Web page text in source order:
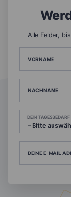
Alle Felder,
VORNAME
NACHNAME
DEIN TAGESBEDARF
DEINE E-MAIL